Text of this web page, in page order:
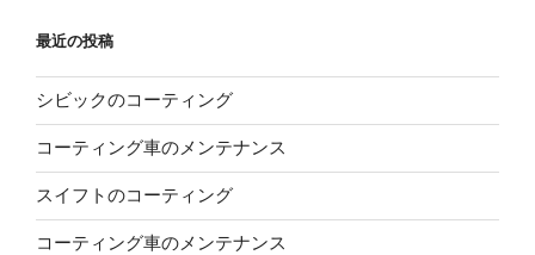
最近の投稿
シビックのコーティング
コーティング車のメンテナンス
スイフトのコーティング
コーティング車のメンテナンス